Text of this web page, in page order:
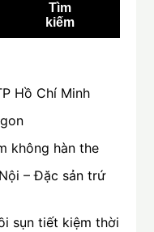
Tìm
kiếm
Hồ Chí Minh
không hàn the
– Đặc sản trứ
sụn tiết kiệm thời